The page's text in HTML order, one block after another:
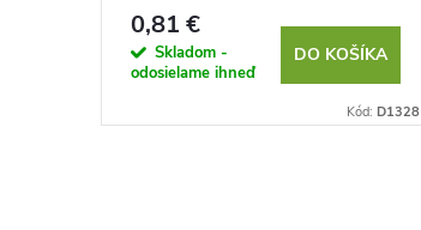
0,81 €
Skladom -
odosielame ihneď
DO KOŠÍKA
Kód: D1328